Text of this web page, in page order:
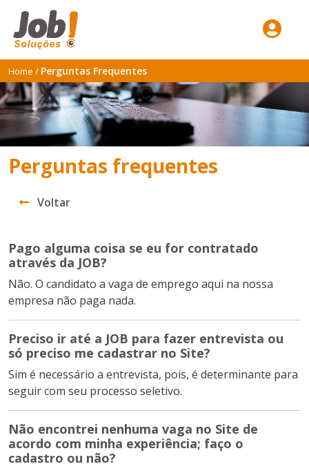
Home / Perguntas Frequentes
Perguntas frequentes
Voltar
Pago alguma coisa se eu for contratado
através da JOB?
Não. O candidato a vaga de emprego aqui na nossa
empresa não paga nada.
Preciso ir até a JOB para fazer entrevista ou
só preciso me cadastrar no Site?
Sim é necessário a entrevista, pois, é determinante para
seguir com seu processo seletivo.
Não encontrei nenhuma vaga no Site de
acordo com minha experiência; faço o
cadastro ou não?